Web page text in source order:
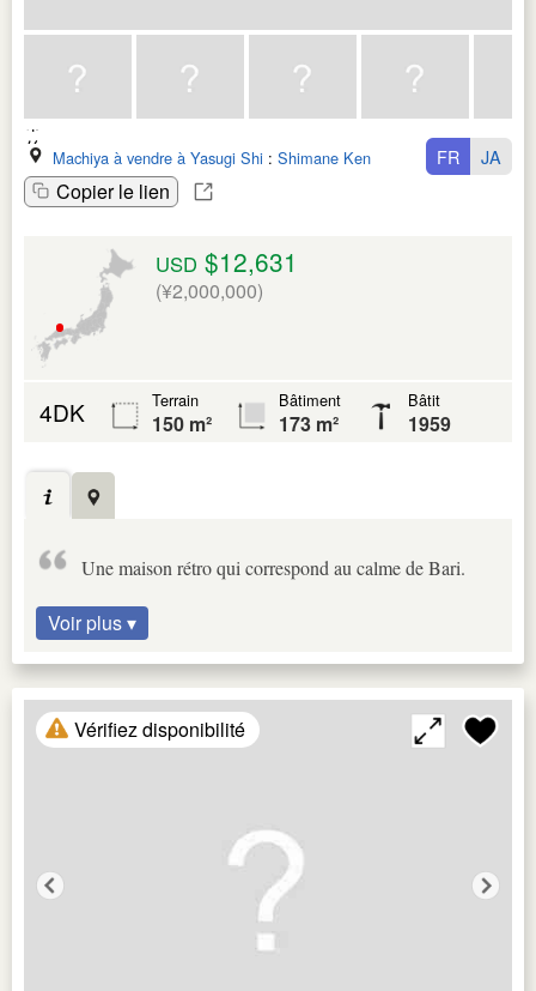
Machiya à vendre à Yasugi Shi : Shimane Ken
Copier le lien
FR JA
USD $12,631
(¥2,000,000)
4DK Terrain
150 m²
Bâtiment
173 m²
Bâtit
1959
Une maison rétro qui correspond au calme de Bari.
Voir plus ▾
Vérifiez disponibilité